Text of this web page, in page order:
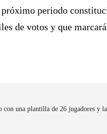
periodo
de votos y que
con una plantilla de 26 jugadores y